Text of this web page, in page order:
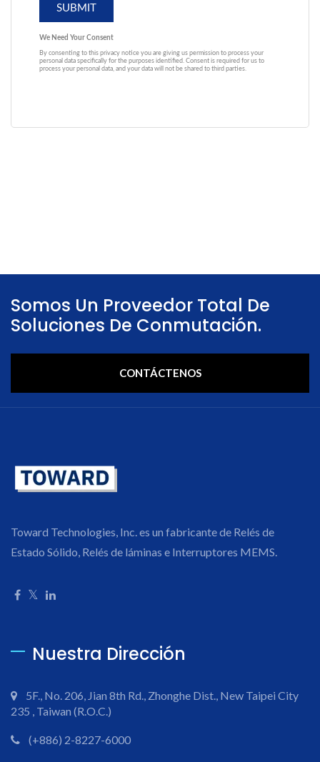
Somos Un Proveedor Total De
Soluciones De Conmutación.
CONTÁCTENOS
Toward Technologies, Inc. es un fabricante de Relés de
Estado Sólido, Relés de láminas e Interruptores MEMS.
Nuestra Dirección
5F., No. 206, Jian 8th Rd., Zhonghe Dist., New Taipei City
235 , Taiwan (R.O.C.)
(+886) 2-8227-6000